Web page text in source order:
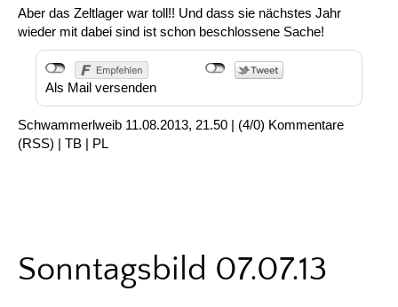
Aber das Zeltlager war toll!! Und dass sie nächstes Jahr
wieder mit dabei sind ist schon beschlossene Sache!
Als Mail versenden
Schwammerlweib 11.08.2013, 21.50 | (4/0) Kommentare
(RSS) | TB | PL
Sonntagsbild 07.07.13